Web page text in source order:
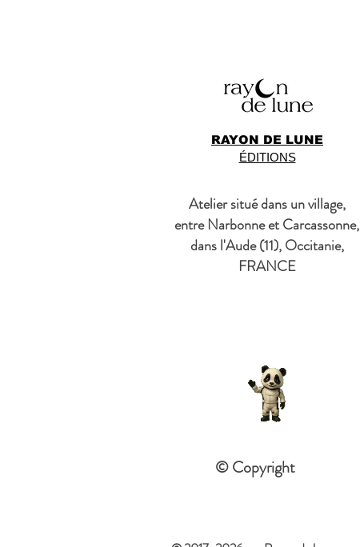
RAYON DE LUNE
ÉDITIONS
Atelier situé dans un village,
entre Narbonne et Carcassonne,
dans l'Aude (11), Occitanie,
FRANCE
© Copyright